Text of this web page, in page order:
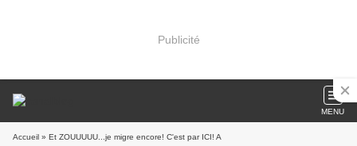
Publicité
MENU
Accueil » Et ZOUUUUU...je migre encore! C'est par ICI! A